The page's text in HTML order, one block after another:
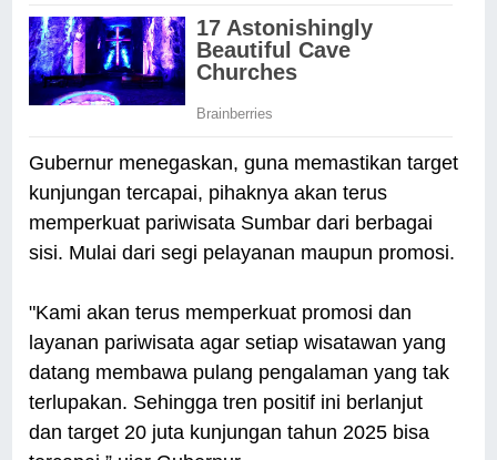
Gubernur menegaskan, guna memastikan target
kunjungan tercapai, pihaknya akan terus
memperkuat pariwisata Sumbar dari berbagai
sisi. Mulai dari segi pelayanan maupun promosi.
"Kami akan terus memperkuat promosi dan
layanan pariwisata agar setiap wisatawan yang
datang membawa pulang pengalaman yang tak
terlupakan. Sehingga tren positif ini berlanjut
dan target 20 juta kunjungan tahun 2025 bisa